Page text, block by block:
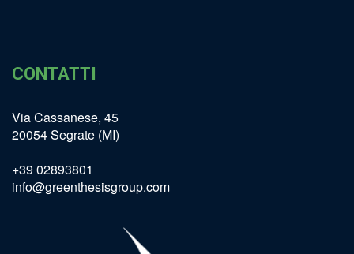
CONTATTI
Via Cassanese, 45
20054 Segrate (MI)
+39 02893801
info@greenthesisgroup.com